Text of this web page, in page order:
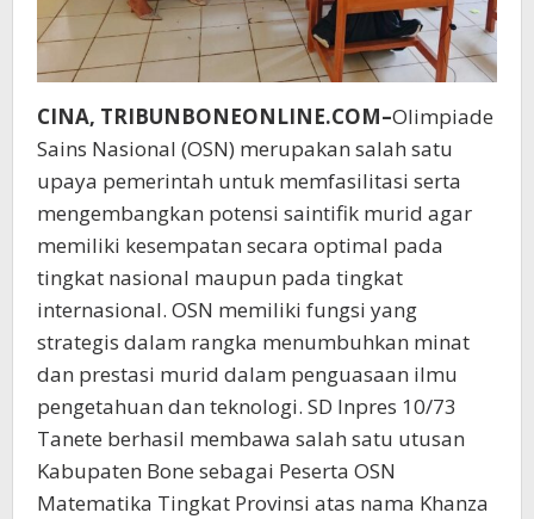
CINA, TRIBUNBONEONLINE.COM–Olimpiade
Sains Nasional (OSN) merupakan salah satu
upaya pemerintah untuk memfasilitasi serta
mengembangkan potensi saintifik murid agar
memiliki kesempatan secara optimal pada
tingkat nasional maupun pada tingkat
internasional. OSN memiliki fungsi yang
strategis dalam rangka menumbuhkan minat
dan prestasi murid dalam penguasaan ilmu
pengetahuan dan teknologi. SD Inpres 10/73
Tanete berhasil membawa salah satu utusan
Kabupaten Bone sebagai Peserta OSN
Matematika Tingkat Provinsi atas nama Khanza